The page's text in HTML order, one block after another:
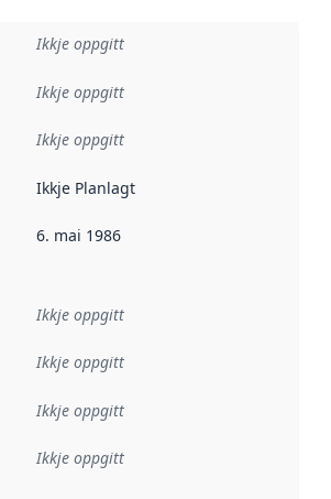
Ikkje oppgitt
:
Ikkje oppgitt
Ikkje oppgitt
:
Ikkje Planlagt
6. mai 1986
Ikkje oppgitt
Ikkje oppgitt
Ikkje oppgitt
Ikkje oppgitt